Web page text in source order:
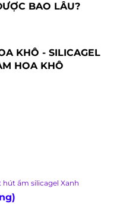
BAO LÂU?
KHÔ - SILICAGEL
HOA KHÔ